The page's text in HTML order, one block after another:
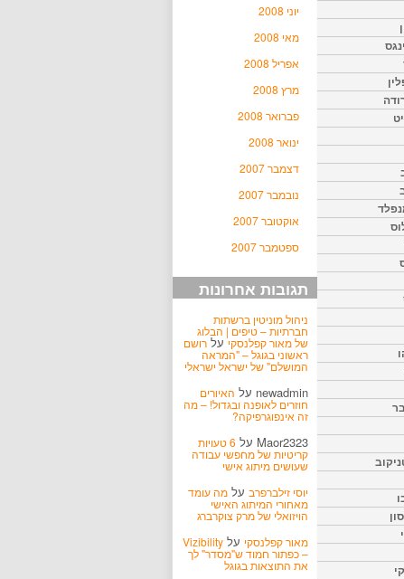
יוני 2008
מאי 2008
אפריל 2008
מרץ 2008
פברואר 2008
ינואר 2008
דצמבר 2007
נובמבר 2007
אוקטובר 2007
ספטמבר 2007
תגובות אחרונות
ניהול מוניטין ברשתות
חברתיות – טיפים | הבלוג
של מאור קפלנסקיעל רושם
ראשוני בגוגל – "המראה
המושלם" של ישראל ישראלי
newadmin על האיורים
חוזרים לאופנה ובגדול! – מה
זה אינפוגרפיקה?
Maor2323 על 6 טעויות
קריטיות של מחפשי עבודה
שעושים מיתוג אישי
יוסי זילברפרב על מה עומד
מאחורי המיתוג האישי
הויזואלי של מרק צוקרברג
מאור קפלנסקי על Vizibility
– כפתור חמוד ש"מסדר" לך
את התוצאות בגוגל